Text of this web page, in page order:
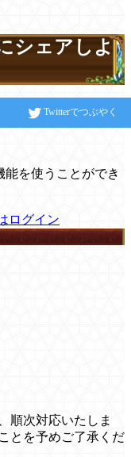
シェアしよ
Twitterでつぶやく
を使うことができ
ログイン
順次対応いたしま
とを予めご了承くだ